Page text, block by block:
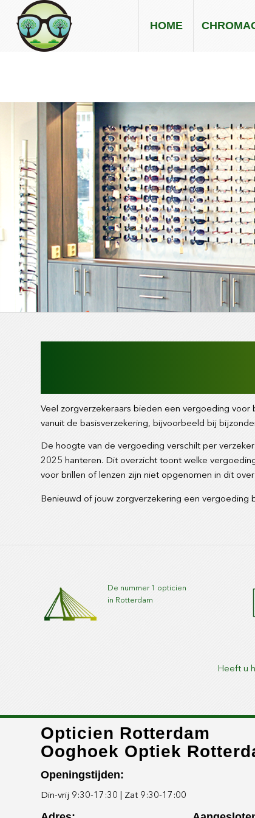
HOME
Veel zorgverzekeraars bieden een vergoeding
vanuit de basisverzekering, bijvoorbeeld bij
De hoogte van de vergoeding verschilt per
2025 hanteren. Dit overzicht toont welke
voor brillen of lenzen zijn niet opgenomen in dit
Benieuwd of jouw zorgverzekering een vergoeding
De nummer 1 opticien
in Rotterdam
Heeft u
Opticien Rotterdam
Ooghoek Optiek
Openingstijden:
Din-vrij 9:30-17:30 | Zat 9:30-17:00